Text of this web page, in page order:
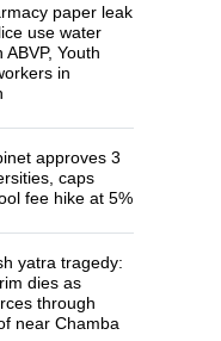
paper leak
use water
Youth
in
approves 3
caps
fee hike at 5%
yatra tragedy:
dies as
through
near Chamba